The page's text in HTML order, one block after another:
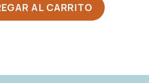
AL CARRITO